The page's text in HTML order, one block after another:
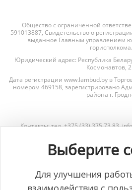
Общество с ограниченной
591013887, Свидетельство о
выданное Главным управлением
горисполкома.
Юридический адрес: Республика
Космонавтов,
Дата регистрации www.lambud.by в
номером 469158, зарегистрировано
района г.
Контакты: тел. +375 (33) 375 73 83,
Контакты Отдела торговли и услуг
рассмотрения обращений покупателей:
Выберите
Для улучшения